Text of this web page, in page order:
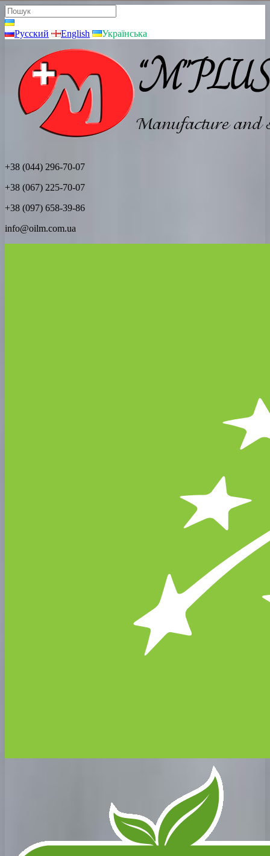
Русский English Українська
+38 (044) 296-70-07
+38 (067) 225-70-07
+38 (097) 658-39-86
info@oilm.com.ua